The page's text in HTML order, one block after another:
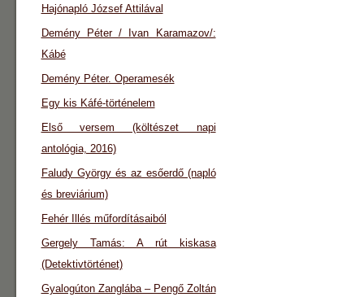
Hajónapló József Attilával
Demény Péter / Ivan Karamazov/:
Kábé
Demény Péter. Operamesék
Egy kis Káfé-történelem
Első versem (költészet napi
antológia, 2016)
Faludy György és az esőerdő (napló
és breviárium)
Fehér Illés műfordításaiból
Gergely Tamás: A rút kiskasa
(Detektivtörténet)
Gyalogúton Zanglába – Pengő Zoltán